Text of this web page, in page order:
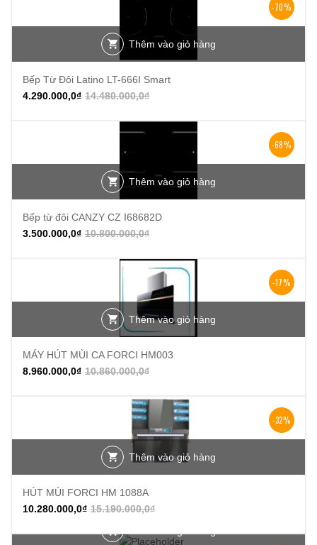
-70%
Thêm vào giỏ hàng
Bếp Từ Đôi Latino LT-666I Smart
14.480.000,0₫
4.290.000,0₫
-68%
Thêm vào giỏ hàng
Bếp từ đôi CANZY CZ I68682D
10.800.000,0₫
3.500.000,0₫
-17%
Thêm vào giỏ hàng
MÁY HÚT MÙI CA FORCI HM003
10.860.000,0₫
8.960.000,0₫
-32%
Thêm vào giỏ hàng
HÚT MÙI FORCI HM 1088A
15.190.000,0₫
10.280.000,0₫